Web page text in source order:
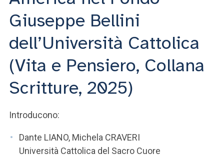
SEI UN DOCENTE O UN MEMBRO DELLO STAFF
ACCEDI A CLOUDMAIL
Giuseppe Bellini
dell’Università Cattolica
(Vita e Pensiero, Collana
Scritture, 2025)
Introducono:
Dante LIANO, Michela CRAVERI
Università Cattolica del Sacro Cuore